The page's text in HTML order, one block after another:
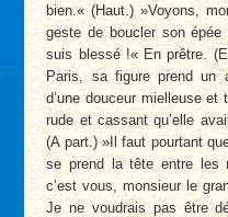
bien.« (Haut.) »Voyons,
geste de boucler son
suis blessé !« En prêtre.
Paris, sa figure prend un
d’une douceur mielleuse
rude et cassant qu’elle
(A part.) »Il faut pourtant
se prend la tête entre les
c’est vous, monsieur le
Je ne voudrais pas être